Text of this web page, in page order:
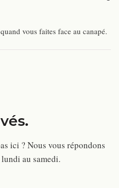
vous faites face au canapé.
ici ? Nous vous répondons
au samedi.